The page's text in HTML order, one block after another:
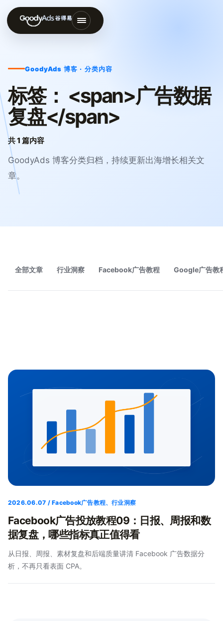
打
航
单
GoodyAds 博客 · 分类内容
标签： <span>广告数据
复盘</span>
共 1 篇内容
GoodyAds 博客分类归档，持续更新出海增长相关文
章。
全部文章 行业洞察 Facebook广告教程 Google广告教
2026.06.07 / Facebook广告教程、行业洞察
Facebook广告投放教程09：日报、周报和数
据复盘，哪些指标真正值得看
从日报、周报、素材复盘和后端质量讲清 Facebook 广告数据分
析，不再只看表面 CPA。